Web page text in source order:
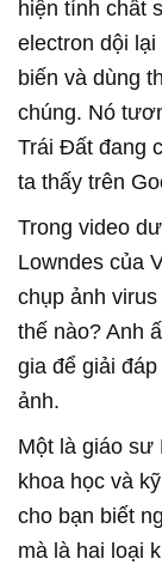
hiện tính chất
electron dội
biến và dùng
chúng. Nó
Trái Đất đang
ta thấy trên
Trong video
Lowndes của
chụp ảnh
thế nào? Anh
gia để giải
ảnh.
Một là giáo sư
khoa học và
cho bạn biết
mà là hai loại